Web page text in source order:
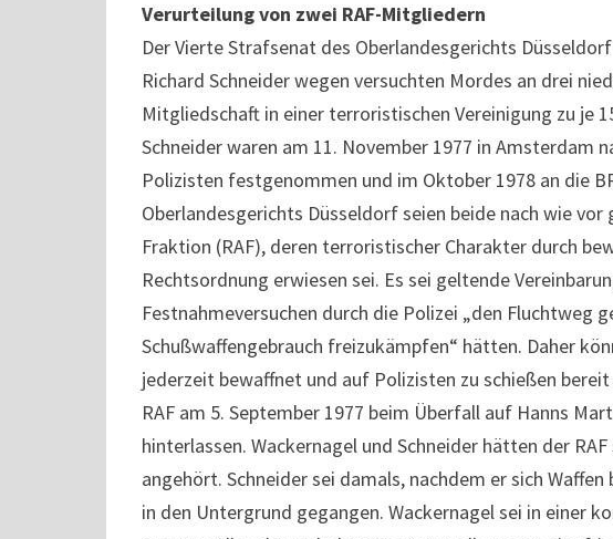
Verurteilung von zwei RAF-Mitgliedern
Der Vierte Strafsenat des Oberlandesgerichts
Richard Schneider wegen versuchten Mordes an drei
Mitgliedschaft in einer terroristischen Vereinigung zu je
Schneider waren am 11. November 1977 in Amsterdam
Polizisten festgenommen und im Oktober 1978 an die
Oberlandesgerichts Düsseldorf seien beide nach wie
Fraktion (RAF), deren terroristischer Charakter durch
Rechtsordnung erwiesen sei. Es sei geltende
Festnahmeversuchen durch die Polizei „den Fluchtweg
Schußwaffengebrauch freizukämpfen“ hätten. Daher
jederzeit bewaffnet und auf Polizisten zu schießen
RAF am 5. September 1977 beim Überfall auf Hanns
hinterlassen. Wackernagel und Schneider hätten der
angehört. Schneider sei damals, nachdem er sich
in den Untergrund gegangen. Wackernagel sei in einer